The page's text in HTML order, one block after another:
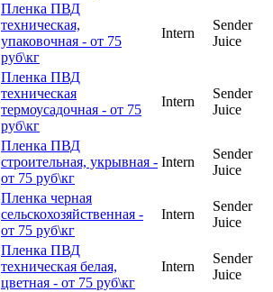
Пленка ПВД
техническая,
упаковочная - от 75
руб\кг
Intern
Sender
Juice
Пленка ПВД
техническая
термоусадочная - от 75
руб\кг
Intern
Sender
Juice
Пленка ПВД
строительная, укрывная -
от 75 руб\кг
Intern
Sender
Juice
Пленка черная
сельскохозяйственная -
от 75 руб\кг
Intern
Sender
Juice
Пленка ПВД
техническая белая,
цветная - от 75 руб\кг
Intern
Sender
Juice